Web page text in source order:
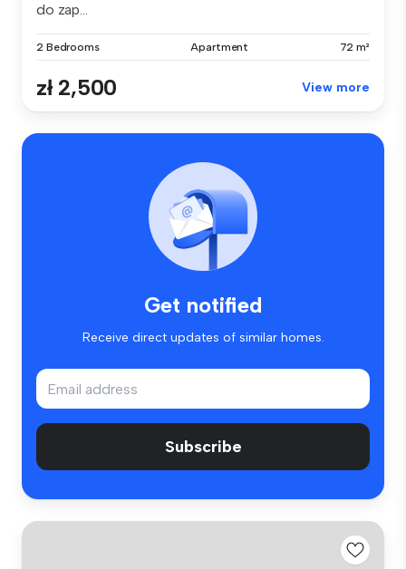
do zap...
2 Bedrooms Apartment 72 m²
zł 2,500 View more
Get notified
Receive direct updates of similar homes.
Subscribe